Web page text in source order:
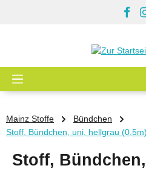
Mainz Stoffe
Bündchen
Stoff, Bündchen, uni, hellgrau (0,5m)
Stoff,